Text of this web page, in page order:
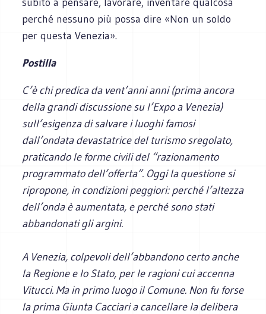
perché nessuno più possa dire «Non un soldo
per questa Venezia».
Postilla
C’è chi predica da vent’anni anni (prima ancora
della grandi discussione su l’Expo a Venezia)
sull’esigenza di salvare i luoghi famosi
dall’ondata devastatrice del turismo sregolato,
praticando le forme civili del “razionamento
programmato dell’offerta”. Oggi la questione si
ripropone, in condizioni peggiori: perché l’altezza
dell’onda è aumentata, e perché sono stati
abbandonati gli argini.
A Venezia, colpevoli dell’abbandono certo anche
la Regione e lo Stato, per le ragioni cui accenna
Vitucci. Ma in primo luogo il Comune. Non fu forse
la prima Giunta Cacciari a cancellare la delibera